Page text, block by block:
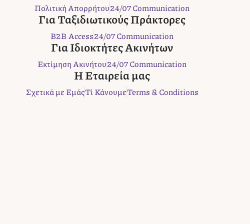
e
b
o
o
k
t
t
e
r
t
a
g
r
a
m
t
e
r
e
s
t
e
r
Πολιτική Απορρήτου24/07 Communication
Για Ταξιδιωτικούς Πράκτορες
B2B Access24/07 Communication
Για Ιδιοκτήτες Ακινήτων
Εκτίμηση Ακινήτου24/07 Communication
Η Εταιρεία μας
Σχετικά με ΕμάςΤί ΚάνουμεTerms & Conditions